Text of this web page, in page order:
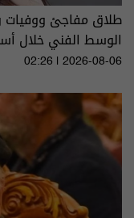
طلاق مفاجئ ووفيات
الوسط الفني خلال
02:26 | 2026-08-06